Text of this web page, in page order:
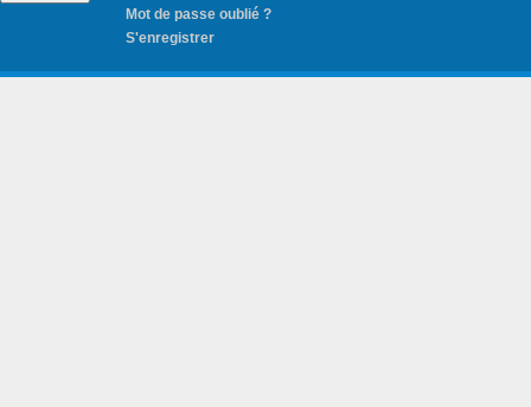
Mot de passe oublié ?
S'enregistrer